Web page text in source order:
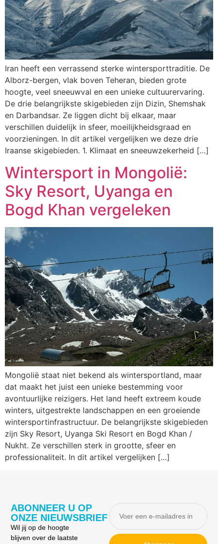
Iran heeft een verrassend sterke wintersporttraditie. De
Alborz-bergen, vlak boven Teheran, bieden grote
hoogte, veel sneeuwval en een unieke cultuurervaring.
De drie belangrijkste skigebieden zijn Dizin, Shemshak
en Darbandsar. Ze liggen dicht bij elkaar, maar
verschillen duidelijk in sfeer, moeilijkheidsgraad en
voorzieningen. In dit artikel vergelijken we deze drie
Iraanse skigebieden. 1. Klimaat en sneeuwzekerheid […]
Wintersport in Mongolië:
Sky Resort, Uyanga en
Bogd Khan vergeleken
Mongolië staat niet bekend als wintersportland, maar
dat maakt het juist een unieke bestemming voor
avontuurlijke reizigers. Het land heeft extreem koude
winters, uitgestrekte landschappen en een groeiende
wintersportinfrastructuur. De belangrijkste skigebieden
zijn Sky Resort, Uyanga Ski Resort en Bogd Khan /
Nukht. Ze verschillen sterk in grootte, sfeer en
professionaliteit. In dit artikel vergelijken […]
ABONNEER U OP
ONZE NIEUWSBRIEF
Wil jij op de hoogte
blijven over de laatste